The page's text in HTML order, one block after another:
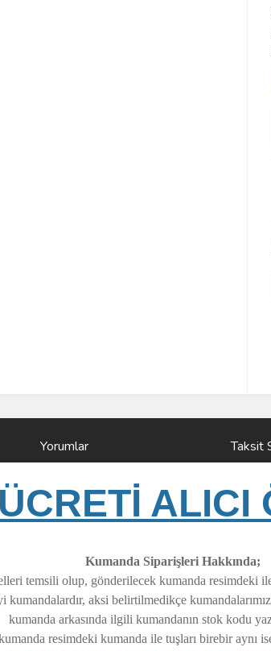
Yorumlar Taksit
ALICI
Kumanda Siparişleri Hakkında;
temsili olup, gönderilecek kumanda resimdeki
aksi belirtilmedikçe
kumanda arkasında ilgili kumandanın stok kodu
resimdeki kumanda ile tuşları birebir aynı ise